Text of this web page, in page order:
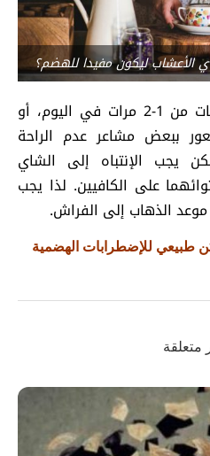
الأعشاب ليكون مفيدا للهضم؟
يوصى بشرب هذه المشروبات من 1-2 مرات في اليوم، أو
ببعض مشاعر عدم الراحة
يجب الإنتباه إلى الشاي
على الكافيين. لذا يجب
موعد الذهاب إلى الفراش.
طبيعي للإضطرابات الهضمية
متعلقة